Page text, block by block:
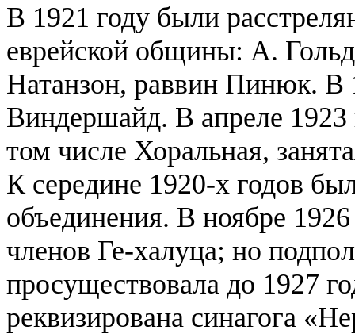
В 1921 году были
еврейской общины: А.
Натанзон, раввин Пинюк. В
Виндершайд. В апреле 1923
том числе Хоральная,
К середине 1920-х годов
объединения. В ноябре
членов Ге-халуца; но
просуществовала до 1927
реквизирована синагога